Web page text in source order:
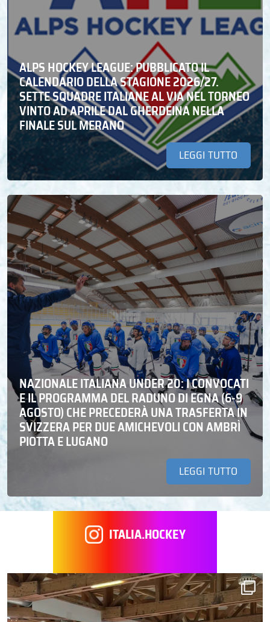
ALPS HOCKEY LEAGUE: PUBBLICATO IL
CALENDARIO DELLA STAGIONE 2026/27.
SETTE SQUADRE ITALIANE AL VIA NEL TORNEO
VINTO AD APRILE DAL GHERDEINA NELLA
FINALE SUL MERANO
LEGGI TUTTO
NAZIONALE ITALIANA UNDER 20: I CONVOCATI
E IL PROGRAMMA DEL RADUNO DI EGNA (6-9
AGOSTO) CHE PRECEDERÀ UNA TRASFERTA IN
SVIZZERA PER DUE AMICHEVOLI CON AMBRÌ
PIOTTA E LUGANO
LEGGI TUTTO
ITALIA.HOCKEY